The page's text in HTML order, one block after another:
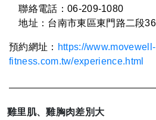
聯絡電話：06-209-1080
地址：台南市東區東門路二段
預約網址： https://www.movewell-
fitness.com.tw/experience.html
雞里肌、雞胸肉差別大